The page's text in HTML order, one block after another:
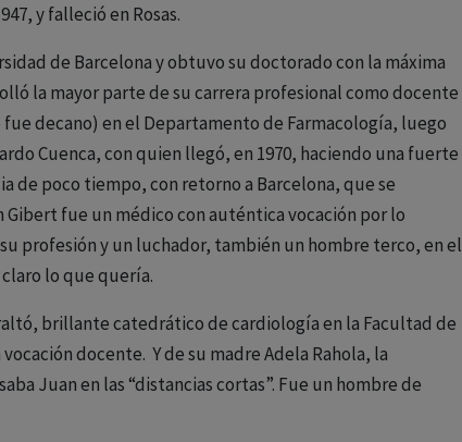
y falleció en Rosas.
de Barcelona y obtuvo su doctorado con la máxima
la mayor parte de su carrera profesional como docente
decano) en el Departamento de Farmacología, luego
Cuenca, con quien llegó, en 1970, haciendo una fuerte
de poco tiempo, con retorno a Barcelona, que se
fue un médico con auténtica vocación por lo
profesión y un luchador, también un hombre terco, en el
lo que quería.
brillante catedrático de cardiología en la Facultad de
docente. Y de su madre Adela Rahola, la
Juan en las “distancias cortas”. Fue un hombre de